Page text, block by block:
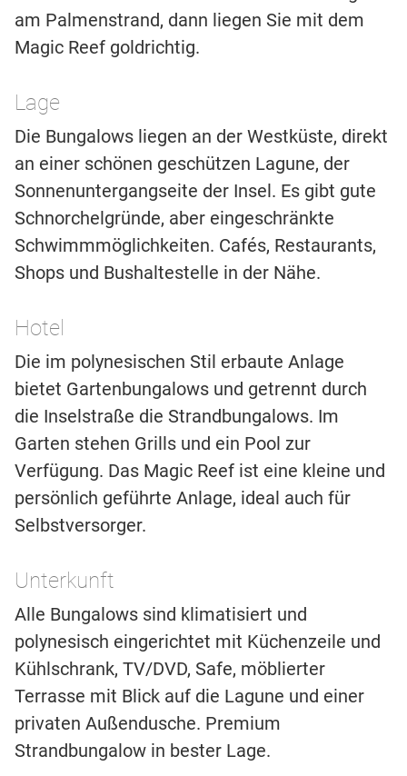
am Palmenstrand, dann liegen Sie mit dem
Magic Reef goldrichtig.
Lage
Die Bungalows liegen an der Westküste, direkt
an einer schönen geschützen Lagune, der
Sonnenuntergangseite der Insel. Es gibt gute
Schnorchelgründe, aber eingeschränkte
Schwimmmöglichkeiten. Cafés, Restaurants,
Shops und Bushaltestelle in der Nähe.
Hotel
Die im polynesischen Stil erbaute Anlage
bietet Gartenbungalows und getrennt durch
die Inselstraße die Strandbungalows. Im
Garten stehen Grills und ein Pool zur
Verfügung. Das Magic Reef ist eine kleine und
persönlich geführte Anlage, ideal auch für
Selbstversorger.
Unterkunft
Alle Bungalows sind klimatisiert und
polynesisch eingerichtet mit Küchenzeile und
Kühlschrank, TV/DVD, Safe, möblierter
Terrasse mit Blick auf die Lagune und einer
privaten Außendusche. Premium
Strandbungalow in bester Lage.